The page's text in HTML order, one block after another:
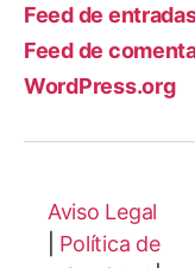
Feed de
Feed de
WordPress.org
Aviso Legal
Política de